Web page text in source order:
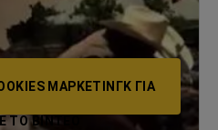
ΜΆΡΚΕΤΙΝΓΚ ΓΙΑ
ΤΟ ΒΙΝΤΕΟ